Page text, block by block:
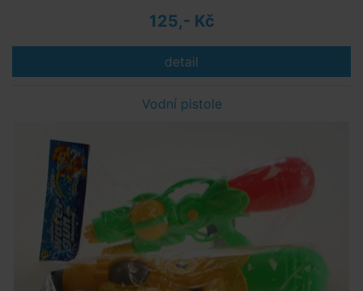
125,- Kč
detail
Vodní pistole